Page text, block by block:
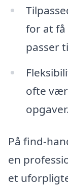
for at
passer
ofte
opgaver.
På find-
en
et